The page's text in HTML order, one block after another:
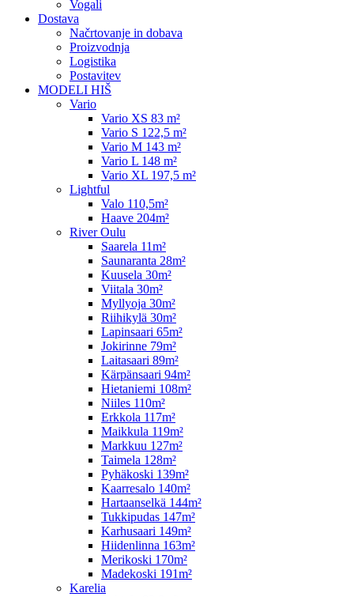
Vogali
Dostava
Načrtovanje in dobava
Proizvodnja
Logistika
Postavitev
MODELI HIŠ
Vario
Vario XS 83 m²
Vario S 122,5 m²
Vario M 143 m²
Vario L 148 m²
Vario XL 197,5 m²
Lightful
Valo 110,5m²
Haave 204m²
River Oulu
Saarela 11m²
Saunaranta 28m²
Kuusela 30m²
Viitala 30m²
Myllyoja 30m²
Riihikylä 30m²
Lapinsaari 65m²
Jokirinne 79m²
Laitasaari 89m²
Kärpänsaari 94m²
Hietaniemi 108m²
Niiles 110m²
Erkkola 117m²
Maikkula 119m²
Markkuu 127m²
Taimela 128m²
Pyhäkoski 139m²
Kaarresalo 140m²
Hartaanselkä 144m²
Tukkipudas 147m²
Karhusaari 149m²
Hiidenlinna 163m²
Merikoski 170m²
Madekoski 191m²
Karelia